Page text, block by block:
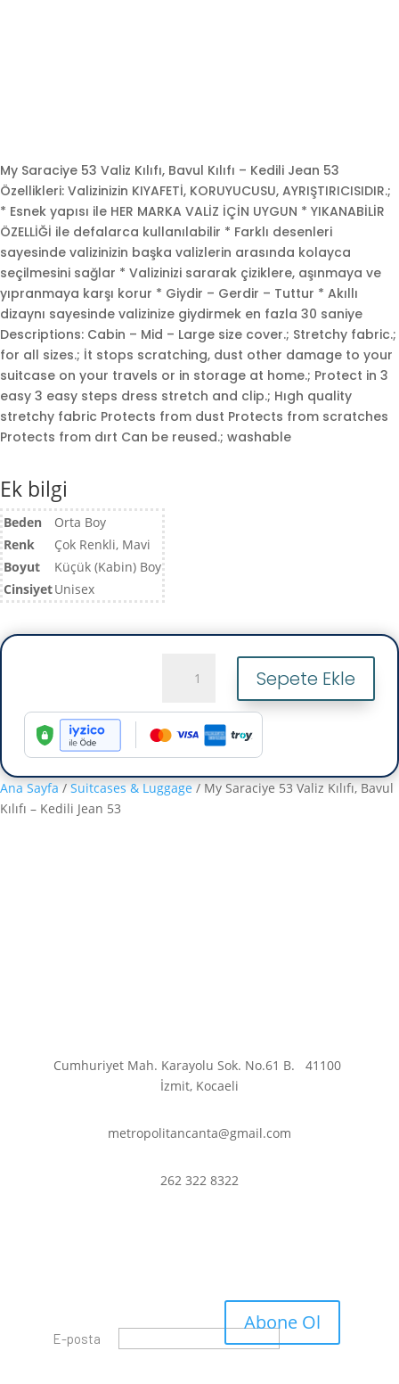
My Saraciye 53 Valiz Kılıfı, Bavul Kılıfı – Kedili Jean 53
Özellikleri: Valizinizin KIYAFETİ, KORUYUCUSU, AYRIŞTIRICISIDIR.;
* Esnek yapısı ile HER MARKA VALİZ İÇİN UYGUN * YIKANABİLİR
ÖZELLİĞİ ile defalarca kullanılabilir * Farklı desenleri
sayesinde valizinizin başka valizlerin arasında kolayca
seçilmesini sağlar * Valizinizi sararak çiziklere, aşınmaya ve
yıpranmaya karşı korur * Giydir – Gerdir – Tuttur * Akıllı
dizaynı sayesinde valizinize giydirmek en fazla 30 saniye
Descriptions: Cabin – Mid – Large size cover.; Stretchy fabric.;
for all sizes.; İt stops scratching, dust other damage to your
suitcase on your travels or in storage at home.; Protect in 3
easy 3 easy steps dress stretch and clip.; Hıgh quality
stretchy fabric Protects from dust Protects from scratches
Protects from dırt Can be reused.; washable
Ek bilgi
Beden
Orta Boy
Renk
Çok Renkli, Mavi
Boyut
Küçük (Kabin) Boy
CinsiyetUnisex
Saraciye
Valiz
Kılıfı,
Kılıfı
Sepete Ekle
Ana Sayfa/Suitcases & Luggage/ My Saraciye 53 Valiz Kılıfı, Bavul
Kılıfı – Kedili Jean 53
Cumhuriyet Mah. Karayolu Sok. No.61 B.41100
İzmit, Kocaeli
metropolitancanta@gmail.com
262 322 8322
Başarı Mesajı
E-posta
Abone Ol